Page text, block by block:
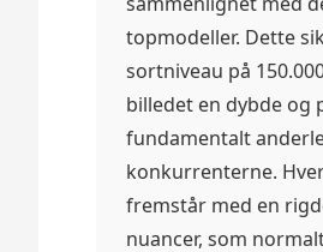
topmodeller. Dette
sortniveau på
billedet en dybde og
fundamentalt
konkurrenterne.
fremstår med en
nuancer, som